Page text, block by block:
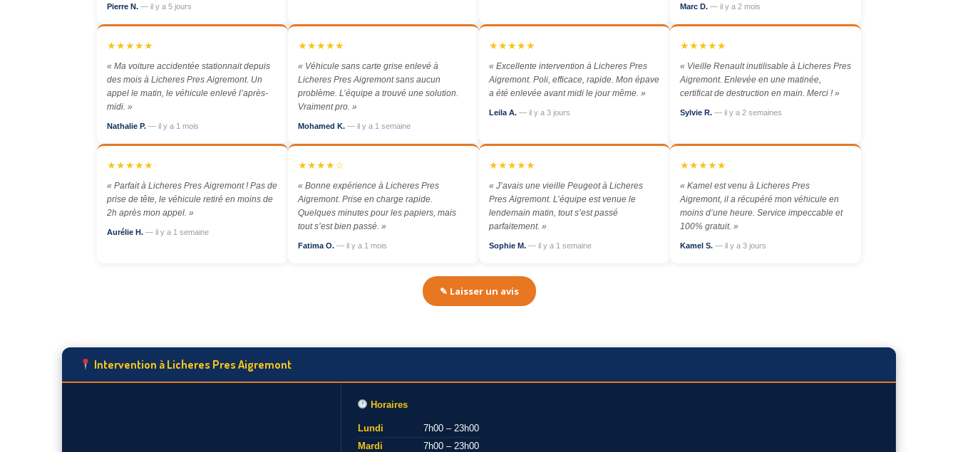
Pierre N. — il y a 5 jours Marc D. — il y a 2 mois
★★★★★
« Ma voiture accidentée stationnait depuis
des mois à Licheres Pres Aigremont. Un
appel le matin, le véhicule enlevé l’après-
midi. »
Nathalie P. — il y a 1 mois
★★★★★
« Véhicule sans carte grise enlevé à
Licheres Pres Aigremont sans aucun
problème. L’équipe a trouvé une solution.
Vraiment pro. »
Mohamed K. — il y a 1 semaine
★★★★★
« Excellente intervention à Licheres Pres
Aigremont. Poli, efficace, rapide. Mon épave
a été enlevée avant midi le jour même. »
Leila A. — il y a 3 jours
★★★★★
« Vieille Renault inutilisable à Licheres Pres
Aigremont. Enlevée en une matinée,
certificat de destruction en main. Merci ! »
Sylvie R. — il y a 2 semaines
★★★★★
« Parfait à Licheres Pres Aigremont ! Pas de
prise de tête, le véhicule retiré en moins de
2h après mon appel. »
Aurélie H. — il y a 1 semaine
★★★★☆
« Bonne expérience à Licheres Pres
Aigremont. Prise en charge rapide.
Quelques minutes pour les papiers, mais
tout s’est bien passé. »
Fatima O. — il y a 1 mois
★★★★★
« J’avais une vieille Peugeot à Licheres
Pres Aigremont. L’équipe est venue le
lendemain matin, tout s’est passé
parfaitement. »
Sophie M. — il y a 1 semaine
★★★★★
« Kamel est venu à Licheres Pres
Aigremont, il a récupéré mon véhicule en
moins d’une heure. Service impeccable et
100% gratuit. »
Kamel S. — il y a 3 jours
✎ Laisser un avis
Intervention à Licheres Pres Aigremont
Horaires
Lundi
7h00 – 23h00
Mardi
7h00 – 23h00